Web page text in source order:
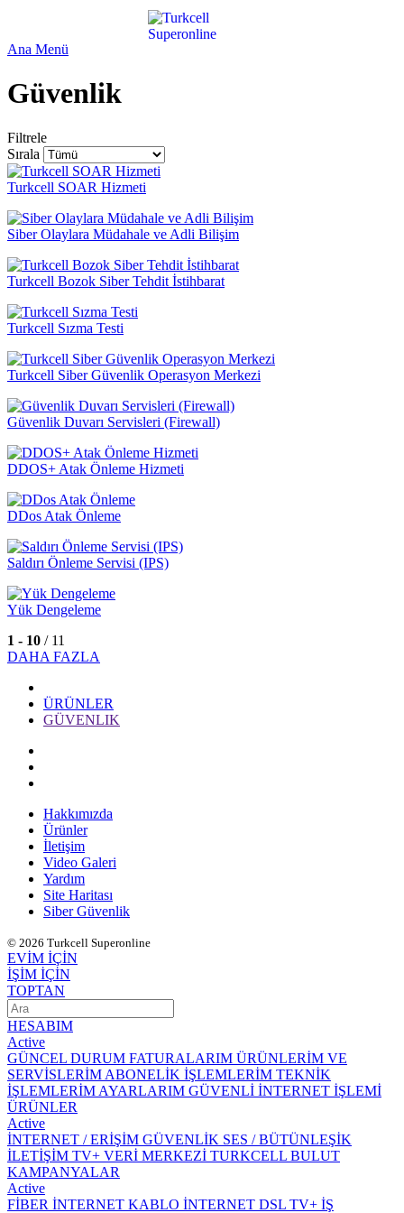
Ana Menü
Güvenlik
Filtrele
Sırala
Turkcell SOAR Hizmeti
Siber Olaylara Müdahale ve Adli Bilişim
Turkcell Bozok Siber Tehdit İstihbarat
Turkcell Sızma Testi
Turkcell Siber Güvenlik Operasyon Merkezi
Güvenlik Duvarı Servisleri (Firewall)
DDOS+ Atak Önleme Hizmeti
DDos Atak Önleme
Saldırı Önleme Servisi (IPS)
Yük Dengeleme
1 - 10 / 11
DAHA FAZLA
ÜRÜNLER
GÜVENLIK
Hakkımızda
Ürünler
İletişim
Video Galeri
Yardım
Site Haritası
Siber Güvenlik
© 2026 Turkcell Superonline
EVİM İÇİN
İŞİM İÇİN
TOPTAN
HESABIM
Active
GÜNCEL DURUM FATURALARIM ÜRÜNLERİM VE
SERVİSLERİM ABONELİK İŞLEMLERİM TEKNİK
İŞLEMLERİM AYARLARIM GÜVENLİ İNTERNET İŞLEMİ
ÜRÜNLER
Active
İNTERNET / ERİŞİM GÜVENLİK SES / BÜTÜNLEŞİK
İLETİŞİM TV+ VERİ MERKEZİ TURKCELL BULUT
KAMPANYALAR
Active
FİBER İNTERNET KABLO İNTERNET DSL TV+ İŞ